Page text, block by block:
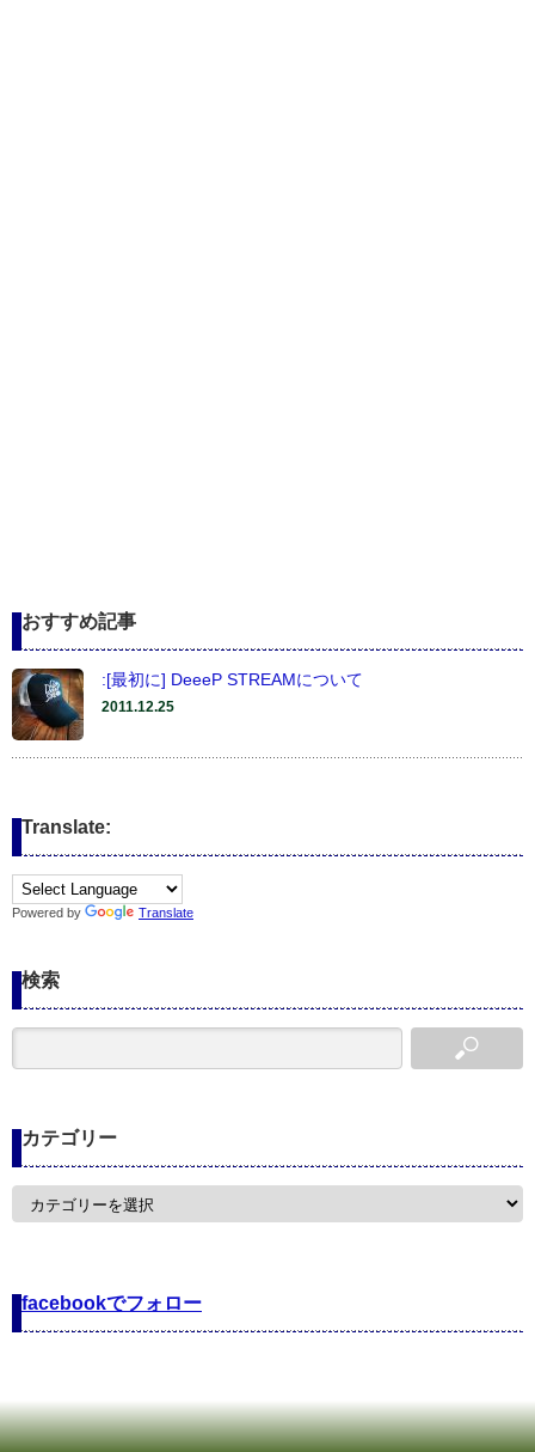
おすすめ記事
:[最初に] DeeeP STREAMについて
2011.12.25
Translate:
Powered by Translate
検索
カテゴリー
カ
facebookでフォロー